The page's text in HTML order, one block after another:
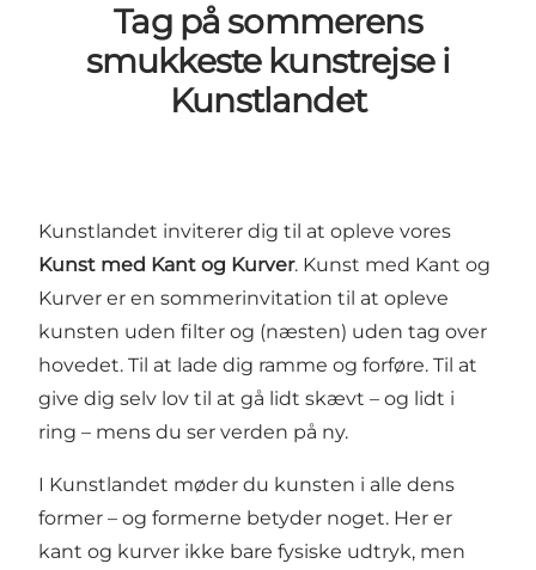
Tag på sommerens
smukkeste kunstrejse i
Kunstlandet
Kunstlandet inviterer dig til at opleve vores
Kunst med Kant og Kurver. Kunst med Kant og
Kurver er en sommerinvitation til at opleve
kunsten uden filter og (næsten) uden tag over
hovedet. Til at lade dig ramme og forføre. Til at
give dig selv lov til at gå lidt skævt – og lidt i
ring – mens du ser verden på ny.
I Kunstlandet møder du kunsten i alle dens
former – og formerne betyder noget. Her er
kant og kurver ikke bare fysiske udtryk, men